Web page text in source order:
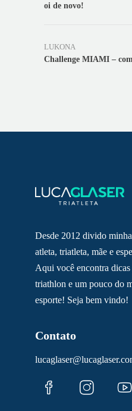
oi de novo!
LUKONA
Challenge MIAMI –
Desde 2012 divido
atleta, triatleta, mãe e
Aqui você encontra
triathlon e um pouco do
esporte! Seja bem vindo!
Contato